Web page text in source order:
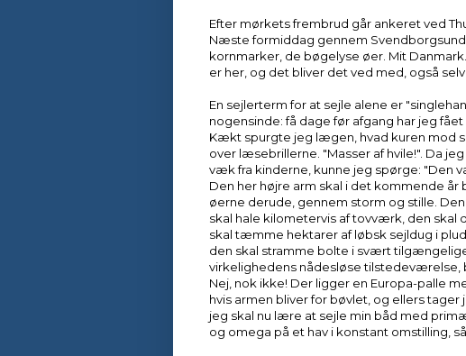
Efter mørkets frembrud går ankeret ved
Næste formiddag gennem
kornmarker, de bøgelyse øer. Mit
er her, og det bliver det ved med, også
En sejlerterm for at sejle alene er
nogensinde: få dage før afgang har jeg
Kækt spurgte jeg lægen, hvad kuren mod
over læsebrillerne. "Masser af hvile!". Da
væk fra kinderne, kunne jeg spørge: "Den
Den her højre arm skal i det kommende år
øerne derude, gennem storm og stille.
skal hale kilometervis af tovværk, den skal
skal tæmme hektarer af løbsk sejldug i
den skal stramme bolte i svært
virkelighedens nådesløse tilstedeværelse,
Nej, nok ikke! Der ligger en Europa-palle
hvis armen bliver for bøvlet, og ellers
jeg skal nu lære at sejle min båd med
og omega på et hav i konstant omstilling,